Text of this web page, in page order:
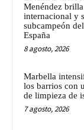
Menéndez
internacional y
subcampeón
España
8 agosto, 2026
Marbella
los barrios con
de limpieza de
7 agosto, 2026